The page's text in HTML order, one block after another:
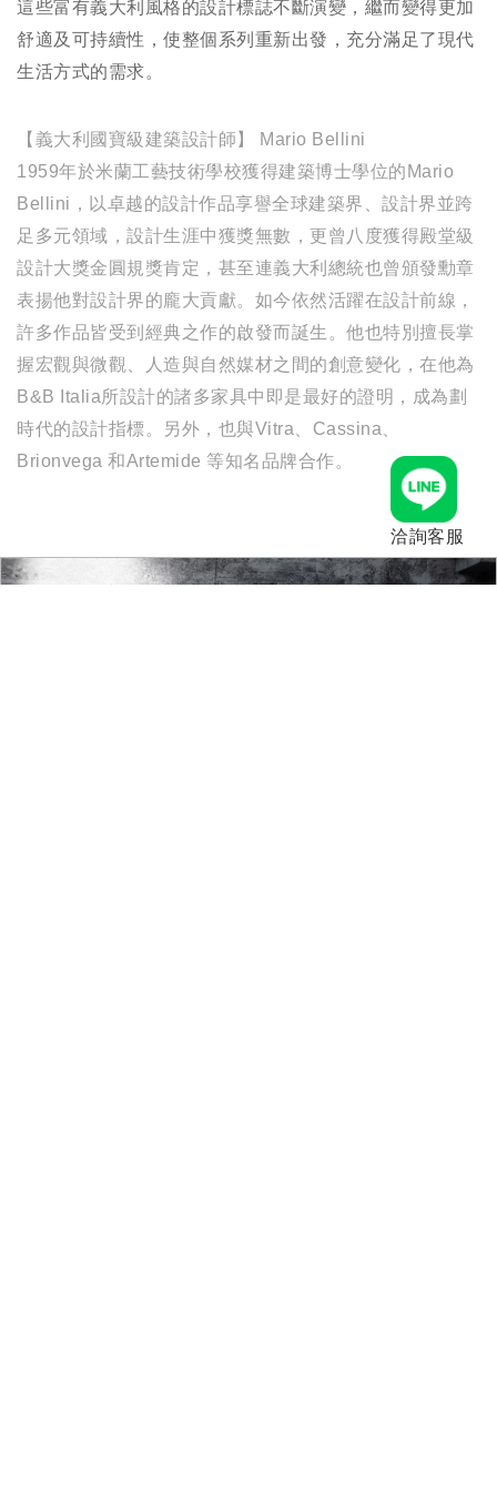
這些富有義大利風格的設計標誌不斷演變，繼而變得更加
舒適及可持續性，使整個系列重新出發，充分滿足了現代
生活方式的需求。
【義大利國寶級建築設計師】 Mario Bellini
1959年於米蘭工藝技術學校獲得建築博士學位的Mario
Bellini，以卓越的設計作品享譽全球建築界、設計界並跨
足多元領域，設計生涯中獲獎無數，更曾八度獲得殿堂級
設計大獎金圓規獎肯定，甚至連義大利總統也曾頒發勳章
表揚他對設計界的龐大貢獻。如今依然活躍在設計前線，
許多作品皆受到經典之作的啟發而誕生。他也特別擅長掌
握宏觀與微觀、人造與自然媒材之間的創意變化，在他為
B&B Italia所設計的諸多家具中即是最好的證明，成為劃
時代的設計指標。另外，也與Vitra、Cassina、
Brionvega 和Artemide 等知名品牌合作。
洽詢客服